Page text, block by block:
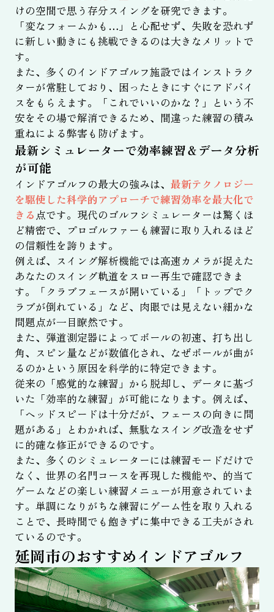
けの空間で思う存分スイングを研究できます。
「変なフォームかも…」と心配せず、失敗を恐れず
に新しい動きにも挑戦できるのは大きなメリットで
す。
また、多くのインドアゴルフ施設ではインストラク
ターが常駐しており、困ったときにすぐにアドバイ
スをもらえます。「これでいいのかな？」という不
安をその場で解消できるため、間違った練習の積み
重ねによる弊害も防げます。
最新シミュレーターで効率練習＆データ分析
が可能
インドアゴルフの最大の強みは、 最新テクノロジー
を駆使した科学的アプローチで練習効率を最大化で
きる 点です。現代のゴルフシミュレーターは驚くほ
ど精密で、プロゴルファーも練習に取り入れるほど
の信頼性を誇ります。
例えば、スイング解析機能では高速カメラが捉えた
あなたのスイング軌道をスロー再生で確認できま
す。「クラブフェースが開いている」「トップでク
ラブが倒れている」など、肉眼では見えない細かな
問題点が一目瞭然です。
また、弾道測定器によってボールの初速、打ち出し
角、スピン量などが数値化され、なぜボールが曲が
るのかという原因を科学的に特定できます。
従来の「感覚的な練習」から脱却し、データに基づ
いた「効率的な練習」が可能になります。例えば、
「ヘッドスピードは十分だが、フェースの向きに問
題がある」とわかれば、無駄なスイング改造をせず
に的確な修正ができるのです。
また、多くのシミュレーターには練習モードだけで
なく、世界の名門コースを再現した機能や、的当て
ゲームなどの楽しい練習メニューが用意されていま
す。単調になりがちな練習にゲーム性を取り入れる
ことで、長時間でも飽きずに集中できる工夫がされ
ているのです。
延岡市のおすすめインドアゴルフ